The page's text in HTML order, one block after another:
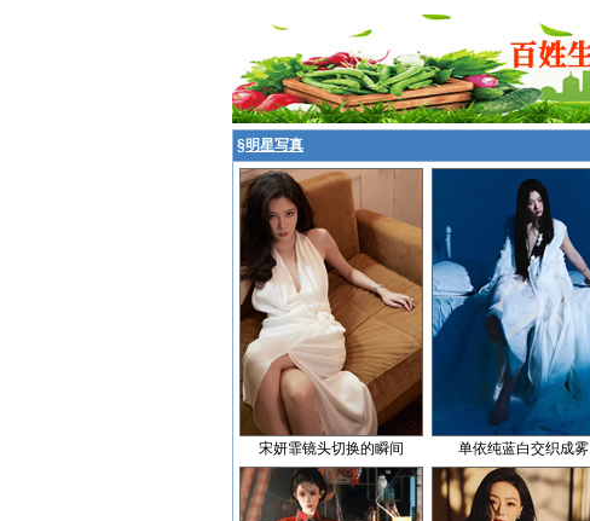
§明星写真
宋妍霏镜头切换的瞬间 单依纯蓝白交织成雾